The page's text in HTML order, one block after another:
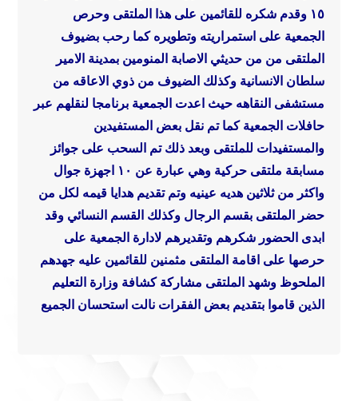
١٥ وقدم شكره للقائمين على هذا الملتقى وحرص
الجمعية على استمراريته وتطويرهكما رحب بضيوف
الملتقى من من حديثي الاصابة المنومين بمدينة الامير
سلطان الانسانية وكذلك الضيوف من ذوي الاعاقه من
مستشفى النقاهه حيث اعدت الجمعية برنامجا لنقلهم عبر
حافلات الجمعيةكما تم نقل بعض المستفيدين
والمستفيدات للملتقى وبعد ذلك تم السحب على جوائز
مسابقة ملتقى حركية وهي عبارة عن ١٠ اجهزة جوال
واكثر من ثلاثين هديه عينيه وتم تقديم هدايا قيمه لكل من
حضر الملتقى بقسم الرجال وكذلك القسم النسائي وقد
ابدى الحضور شكرهم وتقديرهم لادارة الجمعية على
حرصها على اقامة الملتقى مثمنين للقائمين عليه جهدهم
الملحوظ وشهد الملتقى مشاركة كشافة وزارة التعليم
الذين قاموا بتقديم بعض الفقرات نالت استحسان الجميع